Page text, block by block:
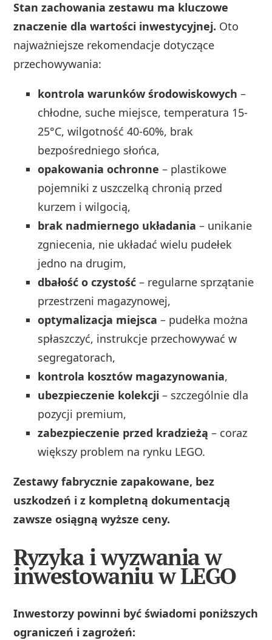
Stan zachowania zestawu ma kluczowe
znaczenie dla wartości inwestycyjnej. Oto
najważniejsze rekomendacje dotyczące
przechowywania:
kontrola warunków środowiskowych –
chłodne, suche miejsce, temperatura 15-
25°C, wilgotność 40-60%, brak
bezpośredniego słońca,
opakowania ochronne – plastikowe
pojemniki z uszczelką chronią przed
kurzem i wilgocią,
brak nadmiernego układania – unikanie
zgniecenia, nie układać wielu pudełek
jedno na drugim,
dbałość o czystość – regularne sprzątanie
przestrzeni magazynowej,
optymalizacja miejsca – pudełka można
spłaszczyć, instrukcje przechowywać w
segregatorach,
kontrola kosztów magazynowania,
ubezpieczenie kolekcji – szczególnie dla
pozycji premium,
zabezpieczenie przed kradzieżą – coraz
większy problem na rynku LEGO.
Zestawy fabrycznie zapakowane, bez
uszkodzeń i z kompletną dokumentacją
zawsze osiągną wyższe ceny.
Ryzyka i wyzwania w
inwestowaniu w LEGO
Inwestorzy powinni być świadomi poniższych
ograniczeń i zagrożeń: